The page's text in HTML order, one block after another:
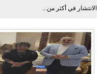
الانتشار في أكثر من...